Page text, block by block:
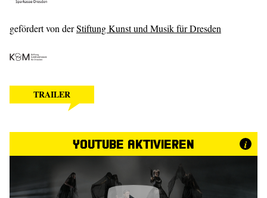
gefördert von derStiftung Kunst und Musik für Dresden
TRAILER
YouTube aktivieren i